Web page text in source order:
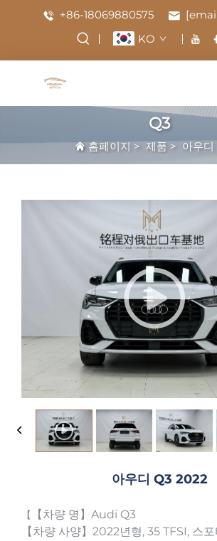
+86-18069880575
KO
Q3
홈페이지 > 제품 > 아우디
아우디 Q3 2022
【
【차량 명】Audi Q3
【차량 사양】2022년형, 35 TFSI, 스